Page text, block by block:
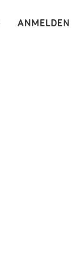
ANMELDEN
×